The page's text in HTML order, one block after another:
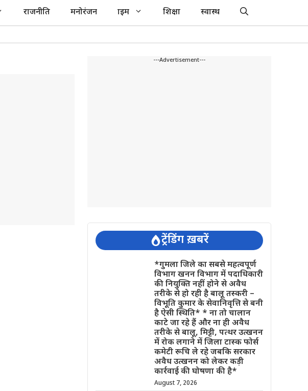
राजनीति मनोरंजन क्राइम शिक्षा स्वास्थ
---Advertisement---
ट्रेंडिंग ख़बरें
*गुमला जिले का सबसे महत्वपूर्ण
विभाग खनन विभाग में पदाधिकारी
की नियुक्ति नहीं होने से अवैध
तरीके से हो रही है बालू तस्करी –
विभूति कुमार के सेवानिवृत्ति से बनी
है ऐसी स्थिति* * ना तो चालान
काटे जा रहे हैं और ना ही अवैध
तरीके से बालू, मिट्टी, पत्थर उत्खनन
में रोक लगाने में जिला टास्क फोर्स
कमेटी रूचि ले रहे जबकि सरकार
अवैध उत्खनन को लेकर कड़ी
कार्रवाई की घोषणा की है*
August 7, 2026